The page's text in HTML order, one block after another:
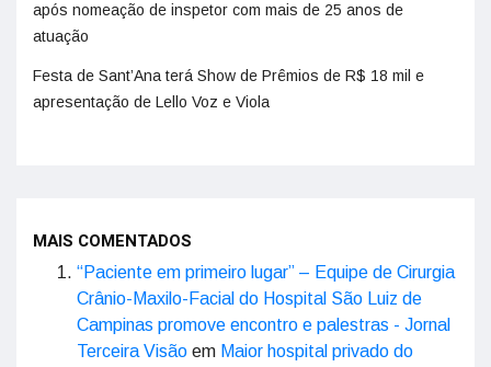
após nomeação de inspetor com mais de 25 anos de
atuação
Festa de Sant’Ana terá Show de Prêmios de R$ 18 mil e
apresentação de Lello Voz e Viola
MAIS COMENTADOS
“Paciente em primeiro lugar” – Equipe de Cirurgia
Crânio-Maxilo-Facial do Hospital São Luiz de
Campinas promove encontro e palestras - Jornal
Terceira Visão em Maior hospital privado do